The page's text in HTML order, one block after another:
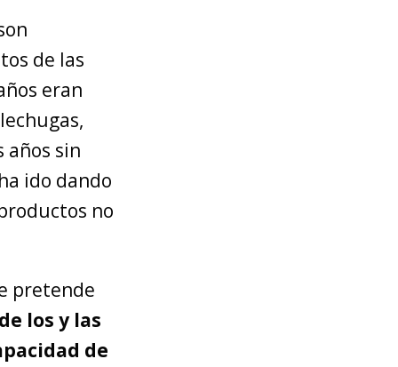
de las
eran
años sin
ido dando
no
pretende
los y las
de